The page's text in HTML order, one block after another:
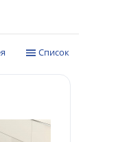
Список